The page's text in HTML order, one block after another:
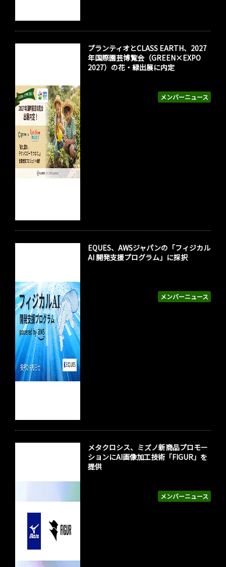
メンバーニュース
プランティオとCLASS EARTH、2027
年国際園芸博覧会（GREEN×EXPO
2027）の花・緑出展に内定
メンバーニュース
EQUES、AWSジャパンの「フィジカル
AI 開発支援プログラム」に採択
メンバーニュース
メタクロシス、ミズノ新商品プロモー
ションにAI画像加工技術「FIGUR」を
提供